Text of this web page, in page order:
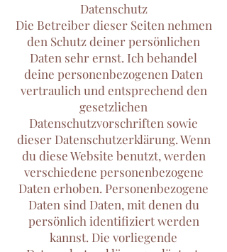
Datenschutz
Die Betreiber dieser Seiten nehmen
den Schutz deiner persönlichen
Daten sehr ernst. Ich behandel
deine personenbezogenen Daten
vertraulich und entsprechend den
gesetzlichen
Datenschutzvorschriften sowie
dieser Datenschutzerklärung. Wenn
du diese Website benutzt, werden
verschiedene personenbezogene
Daten erhoben. Personenbezogene
Daten sind Daten, mit denen du
persönlich identifiziert werden
kannst. Die vorliegende